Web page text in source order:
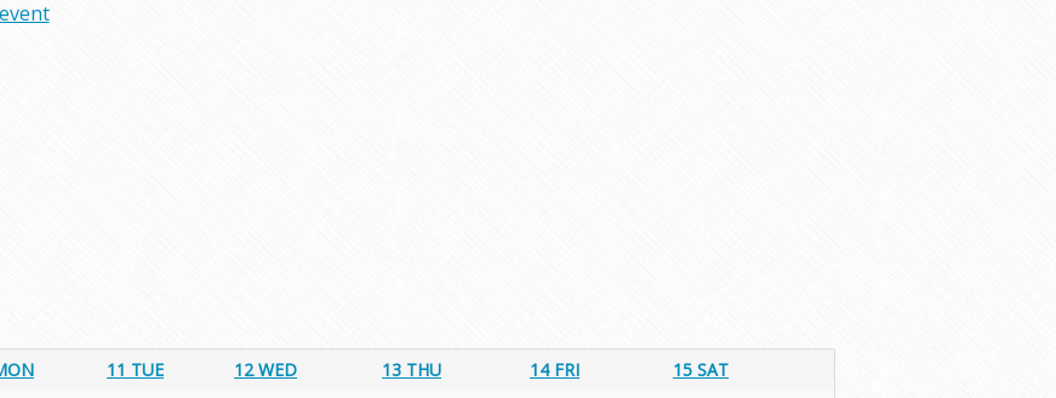
11 TUE 12 WED 13 THU 14 FRI 15 SAT